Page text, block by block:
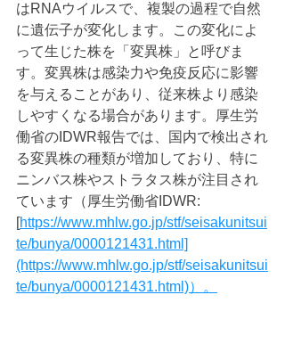
はRNAウイルスで、複製の過程で自然
に遺伝子が変化します。この変化によ
って生じた株を「変異株」と呼びま
す。変異株は感染力や免疫反応に影響
を与えることがあり、従来株より感染
しやすくなる場合があります。厚生労
働省のIDWR報告では、国内で検出され
る変異株の種類が増加しており、特に
ニンバス株やストラタス株が注目され
ています（厚生労働省IDWR:
[https://www.mhlw.go.jp/stf/seisakunitsui
te/bunya/0000121431.html]
(https://www.mhlw.go.jp/stf/seisakunitsui
te/bunya/0000121431.html)）。